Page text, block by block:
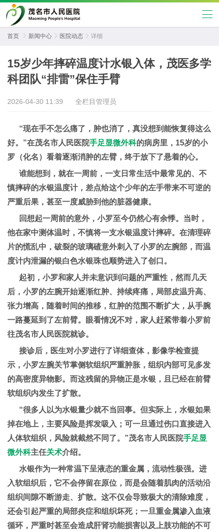
首页  新闻中心  医院动态  详细
15岁少年摔碎温度计水银入体，茂医多学
科团队“排雷”保住手臂
2026-04-30 11:39 全栏目管理员
“现在手不怎么痛了，肿也消了，真没想到能恢复得这么
好。”在茂名市人民医院手足显微外科的病房里，15岁的小
罗（化名）看着逐渐消肿的左臂，终于放下了悬着的心。
谁能想到，就在一周前，一支日常生活中最常见的、不
慎摔碎的水银温度计，差点给这个少年的左手带来不可逆的
严重后果，甚至一度威胁到他的脏器健康。
回想起一周前的意外，小罗至今仍然心有余悸。当时，
他在家中测体温时，不慎将一支水银温度计摔碎。在清理碎
片的慌乱中，破裂的玻璃碴意外刺入了小罗的左腕部，而温
度计内泄漏的银白色水银珠也顺势进入了创口。
起初，小罗和家人并未意识到问题的严重性，然而几天
后，小罗的左腕开始逐渐红肿、持续疼痛，局部皮温升高、
张力增高，随着时间的推移，红肿的范围不断扩大，从手腕
一路蔓延到了左前臂。眼看情况不对，家人赶紧带着小罗前
往茂名市人民医院就诊。
接诊后，医生对小罗进行了详细查体，影像学检查提
示，小罗左腕关节掌侧软组织严重肿胀，组织内部可见多发
的高密度异物影。而这残留的异物正是水银，且已经在前臂
软组织内发生了扩散。
“很多人以为水银量少就不当回事。但实际上，水银如果
掉在地上，主要风险是挥发吸入；可一旦通过伤口直接进入
人体软组织，风险就截然不同了。”茂名市人民医院手足显
微外科主任关术介绍。
水银作为一种常温下呈液态的重金属，流动性极强。进
入软组织后，它不会停留在原位，而是会随着肌肉的活动沿
组织间隙不断游走、扩散。这不仅会导致极大的清除难度，
还会引起严重的局部炎症和组织坏死；一旦重金属渗入血液
循环，严重时甚至会造成肝肾功能损害以及上肢功能的不可